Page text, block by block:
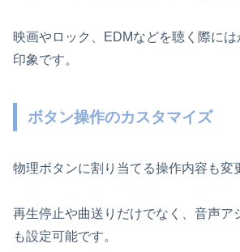
映画やロック、EDMなどを聴く際に
印象です。
ボタン操作のカスタマイズ
物理ボタンに割り当てる操作内容も変
再生停止や曲送りだけでなく、音声ア
も設定可能です。